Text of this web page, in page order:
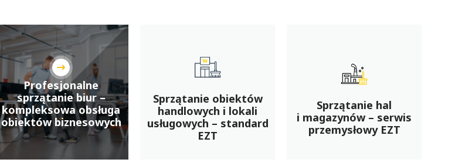
Profesjonalne
sprzątanie biur –
kompleksowa obsługa
obiektów biznesowych
Sprzątanie obiektów
handlowych i lokali
usługowych – standard
EZT
Sprzątanie hal
i magazynów – serwis
przemysłowy EZT